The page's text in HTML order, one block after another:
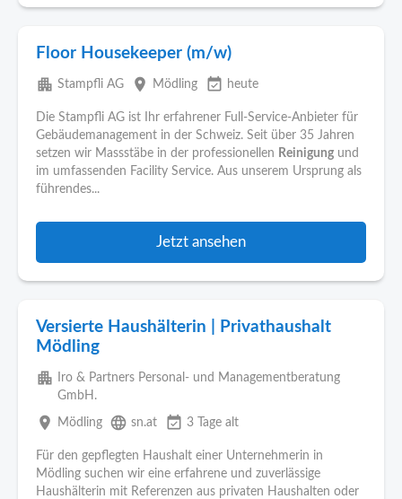
Floor Housekeeper (m/w)
apartment Stampfli AG place Mödling event_available heute
Die Stampfli AG ist Ihr erfahrener Full-Service-Anbieter für
Gebäudemanagement in der Schweiz. Seit über 35 Jahren
setzen wir Massstäbe in der professionellen Reinigung und
im umfassenden Facility Service. Aus unserem Ursprung als
führendes...
Jetzt ansehen
Versierte Haushälterin | Privathaushalt
Mödling
apartment
Iro & Partners Personal- und Managementberatung
GmbH.
place Mödling language sn.at event_available 3 Tage alt
Für den gepflegten Haushalt einer Unternehmerin in
Mödling suchen wir eine erfahrene und zuverlässige
Haushälterin mit Referenzen aus privaten Haushalten oder